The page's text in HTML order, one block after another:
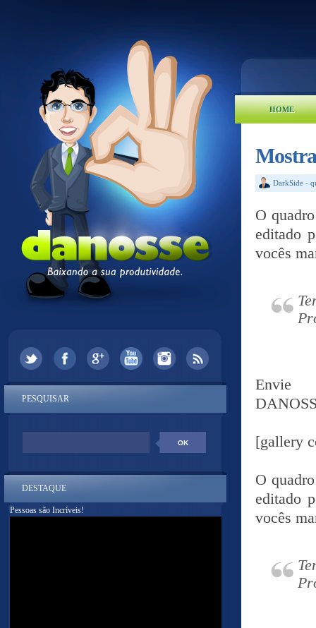
HOME
DarkSide -
O
editado
vocês
[gallery
O
editado
vocês
PESQUISAR
DESTAQUE
Pessoas são Incríveis!